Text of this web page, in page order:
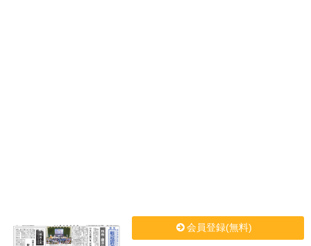
会員登録(無料)